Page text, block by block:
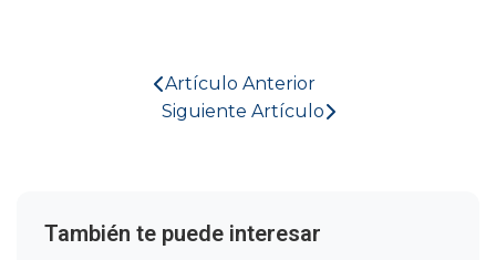
Artículo Anterior
Siguiente Artículo
También te puede interesar